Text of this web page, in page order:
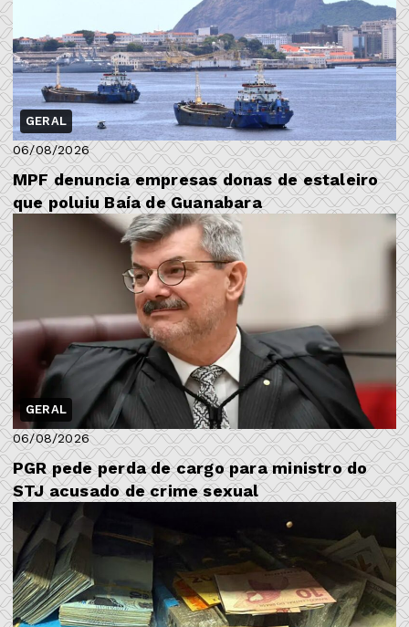
GERAL
06/08/2026
MPF denuncia empresas donas de estaleiro
que poluiu Baía de Guanabara
GERAL
06/08/2026
PGR pede perda de cargo para ministro do
STJ acusado de crime sexual